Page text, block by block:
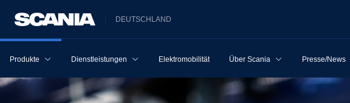
DEUTSCHLAND
Produkte Dienstleistungen Elektromobilität Über Scania Presse/News